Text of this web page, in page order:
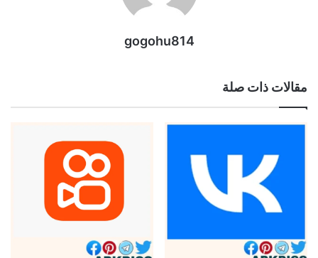
gogohu814
مقالات ذات صلة